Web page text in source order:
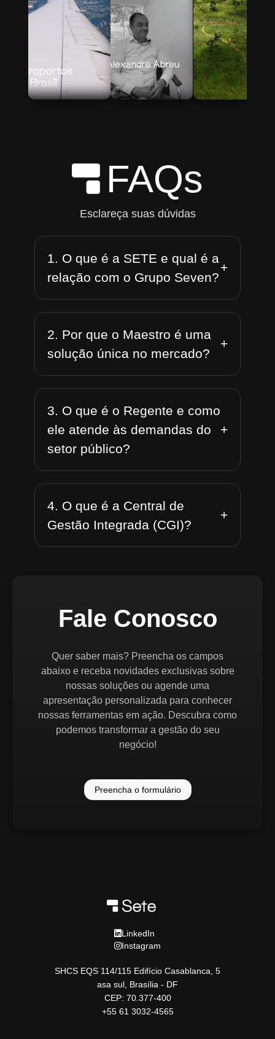
FAQs
Esclareça suas dúvidas
1. O que é a SETE e qual é a
relação com o Grupo Seven?
+
2. Por que o Maestro é uma
solução única no mercado?
+
3. O que é o Regente e como
ele atende às demandas do
setor público?
+
4. O que é a Central de
Gestão Integrada (CGI)?
+
Fale Conosco
Quer saber mais? Preencha os campos
abaixo e receba novidades exclusivas sobre
nossas soluções ou agende uma
apresentação personalizada para conhecer
nossas ferramentas em ação. Descubra como
podemos transformar a gestão do seu
negócio!
Preencha o formulário
LinkedIn
Instagram
SHCS EQS 114/115 Edifício Casablanca, 5
asa sul, Brasília - DF
CEP: 70.377-400
+55 61 3032-4565